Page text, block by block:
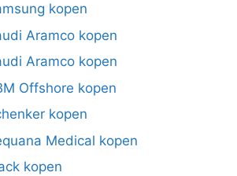
kopen
Aramco kopen
Aramco kopen
Offshore kopen
kopen
Medical kopen
kopen